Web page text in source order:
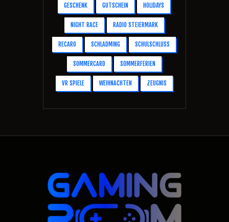
GESCHENK GUTSCHEIN HOLIDAYS
NIGHT RACE RADIO STEIERMARK
RECARO SCHLADMING SCHULSCHLUSS
SOMMERCARD SOMMERFERIEN
VR SPIELE WEIHNACHTEN ZEUGNIS